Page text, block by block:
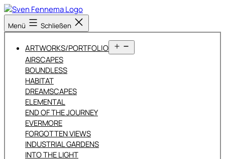
Zum
Inhalt
springen
Sven
Fennema
Menü Schließen
ARTWORKS/PORTFOLIO
öffnen
AIRSCAPES
BOUNDLESS
HABITAT
DREAMSCAPES
ELEMENTAL
END OF THE JOURNEY
EVERMORE
FORGOTTEN VIEWS
INDUSTRIAL GARDENS
INTO THE LIGHT